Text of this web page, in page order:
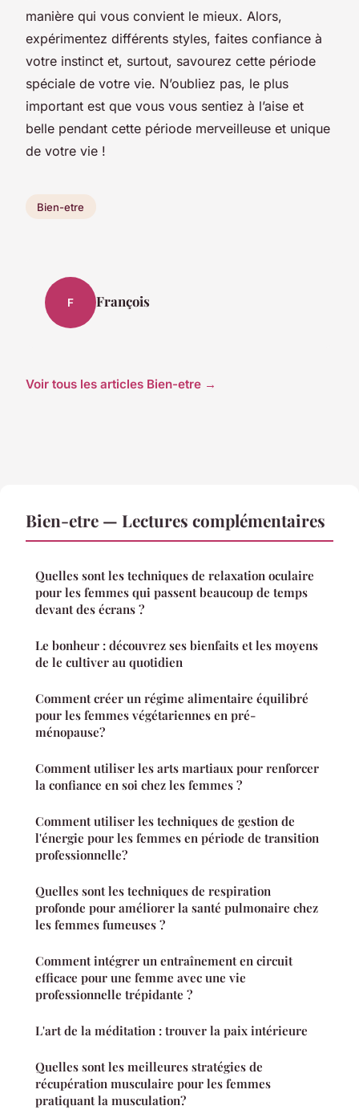
manière qui vous convient le mieux. Alors,
expérimentez différents styles, faites confiance à
votre instinct et, surtout, savourez cette période
spéciale de votre vie. N’oubliez pas, le plus
important est que vous vous sentiez à l’aise et
belle pendant cette période merveilleuse et unique
de votre vie !
Bien-etre
F François
Voir tous les articles Bien-etre →
Bien-etre — Lectures complémentaires
Quelles sont les techniques de relaxation oculaire
pour les femmes qui passent beaucoup de temps
devant des écrans ?
Le bonheur : découvrez ses bienfaits et les moyens
de le cultiver au quotidien
Comment créer un régime alimentaire équilibré
pour les femmes végétariennes en pré-
ménopause?
Comment utiliser les arts martiaux pour renforcer
la confiance en soi chez les femmes ?
Comment utiliser les techniques de gestion de
l'énergie pour les femmes en période de transition
professionnelle?
Quelles sont les techniques de respiration
profonde pour améliorer la santé pulmonaire chez
les femmes fumeuses ?
Comment intégrer un entraînement en circuit
efficace pour une femme avec une vie
professionnelle trépidante ?
L'art de la méditation : trouver la paix intérieure
Quelles sont les meilleures stratégies de
récupération musculaire pour les femmes
pratiquant la musculation?